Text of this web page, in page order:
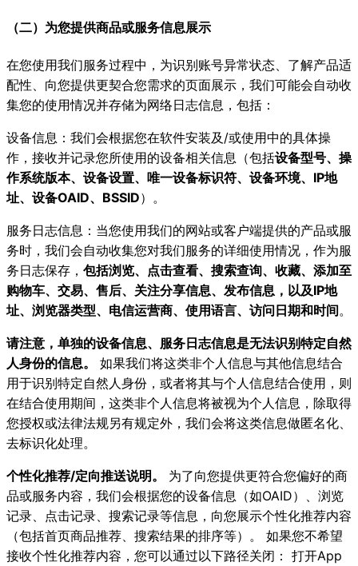
（二）为您提供商品或服务信息展示
在您使用我们服务过程中，为识别账号异常状态、了解产品适
配性、向您提供更契合您需求的页面展示，我们可能会自动收
集您的使用情况并存储为网络日志信息，包括：
设备信息：我们会根据您在软件安装及/或使用中的具体操
作，接收并记录您所使用的设备相关信息（包括设备型号、操
作系统版本、设备设置、唯一设备标识符、设备环境、IP地
址、设备OAID、BSSID）。
服务日志信息：当您使用我们的网站或客户端提供的产品或服
务时，我们会自动收集您对我们服务的详细使用情况，作为服
务日志保存， 包括浏览、点击查看、搜索查询、收藏、添加至
购物车、交易、售后、关注分享信息、发布信息，以及IP地
址、浏览器类型、电信运营商、使用语言、访问日期和时间。
请注意，单独的设备信息、服务日志信息是无法识别特定自然
人身份的信息。
如果我们将这类非个人信息与其他信息结合
用于识别特定自然人身份，或者将其与个人信息结合使用，则
在结合使用期间，这类非个人信息将被视为个人信息，除取得
您授权或法律法规另有规定外，我们会将这类信息做匿名化、
去标识化处理。
个性化推荐/定向推送说明。
为了向您提供更符合您偏好的商
品或服务内容，我们会根据您的设备信息（如OAID）、浏览
记录、点击记录、搜索记录等信息，向您展示个性化推荐内容
（包括首页商品推荐、搜索结果的排序等）。 如果您不希望
接收个性化推荐内容，您可以通过以下路径关闭： 打开App